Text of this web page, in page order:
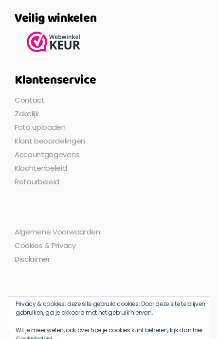
Veilig winkelen
Klantenservice
Contact
Zakelijk
Foto uploaden
Klant beoordelingen
Accountgegevens
Klachtenbeleid
Retourbeleid
Algemene Voorwaarden
Cookies & Privacy
Disclaimer
Privacy & cookies: deze site gebruikt cookies. Door deze site te blijven
gebruiken, ga je akkoord met het gebruik hiervan.
Wil je meer weten, ook over hoe je cookies kunt beheren, kijk dan hier: